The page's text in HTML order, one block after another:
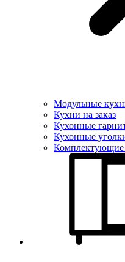
Модульные
Кухни на заказ
Кухонные
Кухонные
Комплектующие